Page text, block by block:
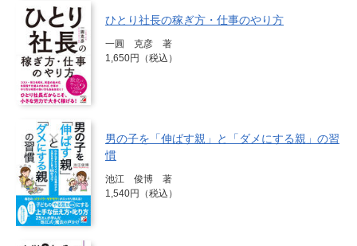
ひとり社長の稼ぎ方・仕事のやり方
一圓 克彦 著
1,650円（税込）
男の子を「伸ばす親」と「ダメにする親」の習
慣
池江 俊博 著
1,540円（税込）